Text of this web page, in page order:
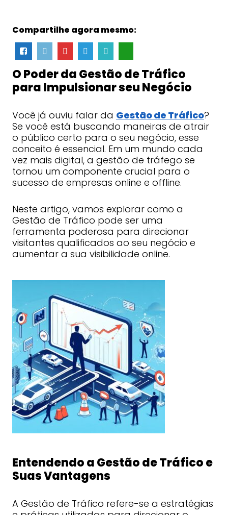
Compartilhe agora mesmo:
O Poder da Gestão de Tráfico
para Impulsionar seu Negócio
Você já ouviu falar da Gestão de Tráfico?
Se você está buscando maneiras de atrair
o público certo para o seu negócio, esse
conceito é essencial. Em um mundo cada
vez mais digital, a gestão de tráfego se
tornou um componente crucial para o
sucesso de empresas online e offline.
Neste artigo, vamos explorar como a
Gestão de Tráfico pode ser uma
ferramenta poderosa para direcionar
visitantes qualificados ao seu negócio e
aumentar a sua visibilidade online.
Entendendo a Gestão de Tráfico e
Suas Vantagens
A Gestão de Tráfico refere-se a estratégias